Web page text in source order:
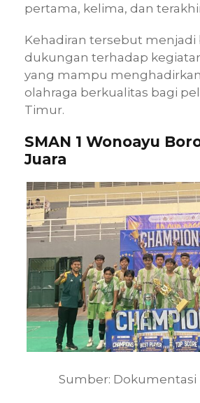
pertama, kelima, dan
Kehadiran tersebut
dukungan terhadap
yang mampu
olahraga berkualitas bagi
Timur.
SMAN 1 Wonoayu
Juara
Sumber: Dokumentasi